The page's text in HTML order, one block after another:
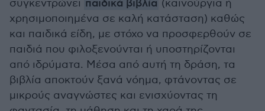
συγκεντρώνει παιδικά βιβλία (καινούργια ή
χρησιμοποιημένα σε καλή κατάσταση) καθώς
και παιδικά είδη, με στόχο να προσφερθούν σε
παιδιά που φιλοξενούνται ή υποστηρίζονται
από ιδρύματα. Μέσα από αυτή τη δράση, τα
βιβλία αποκτούν ξανά νόημα, φτάνοντας σε
μικρούς αναγνώστες και ενισχύοντας τη